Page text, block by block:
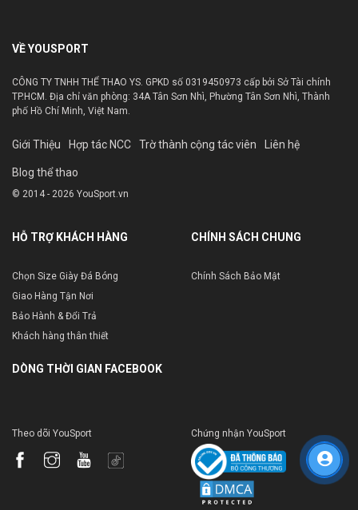
VỀ YOUSPORT
CÔNG TY TNHH THỂ THAO YS. GPKD số 0319450973 cấp bởi Sở Tài chính
TP.HCM. Địa chỉ văn phòng: 34A Tân Sơn Nhì, Phường Tân Sơn Nhì, Thành
phố Hồ Chí Minh, Việt Nam.
Giới Thiệu Hợp tác NCC Trờ thành cộng tác viên Liên hệ
Blog thể thao
© 2014 - 2026 YouSport.vn
HỖ TRỢ KHÁCH HÀNG
Chọn Size Giày Đá Bóng
Giao Hàng Tận Nơi
Bảo Hành & Đổi Trả
Khách hàng thân thiết
CHÍNH SÁCH CHUNG
Chính Sách Bảo Mật
DÒNG THỜI GIAN FACEBOOK
Theo dõi YouSport Chứng nhận YouSport